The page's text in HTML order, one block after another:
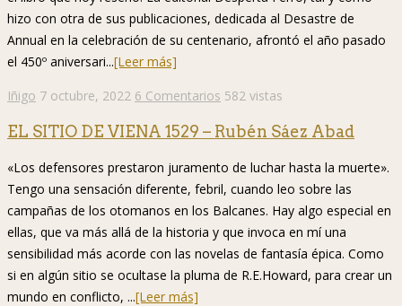
hizo con otra de sus publicaciones, dedicada al Desastre de
Annual en la celebración de su centenario, afrontó el año pasado
el 450º aniversari...[Leer más]
Iñigo 7 octubre, 2022 6 Comentarios 582 vistas
EL SITIO DE VIENA 1529 – Rubén Sáez Abad
«Los defensores prestaron juramento de luchar hasta la muerte».
Tengo una sensación diferente, febril, cuando leo sobre las
campañas de los otomanos en los Balcanes. Hay algo especial en
ellas, que va más allá de la historia y que invoca en mí una
sensibilidad más acorde con las novelas de fantasía épica. Como
si en algún sitio se ocultase la pluma de R.E.Howard, para crear un
mundo en conflicto, ...[Leer más]